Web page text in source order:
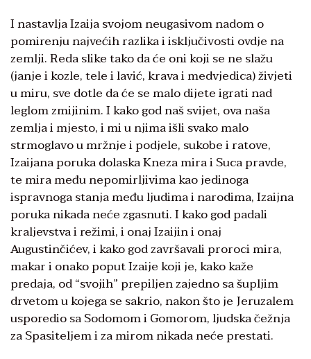
I nastavlja Izaija svojom neugasivom nadom o
pomirenju najvećih razlika i isključivosti ovdje na
zemlji. Reda slike tako da će oni koji se ne slažu
(janje i kozle, tele i lavić, krava i medvjedica) živjeti
u miru, sve dotle da će se malo dijete igrati nad
leglom zmijinim. I kako god naš svijet, ova naša
zemlja i mjesto, i mi u njima išli svako malo
strmoglavo u mržnje i podjele, sukobe i ratove,
Izaijana poruka dolaska Kneza mira i Suca pravde,
te mira među nepomirljivima kao jedinoga
ispravnoga stanja među ljudima i narodima, Izaijna
poruka nikada neće zgasnuti. I kako god padali
kraljevstva i režimi, i onaj Izaijin i onaj
Augustinčićev, i kako god završavali proroci mira,
makar i onako poput Izaije koji je, kako kaže
predaja, od “svojih” prepiljen zajedno sa šupljim
drvetom u kojega se sakrio, nakon što je Jeruzalem
usporedio sa Sodomom i Gomorom, ljudska čežnja
za Spasiteljem i za mirom nikada neće prestati.